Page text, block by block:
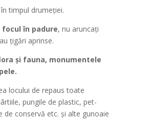
timpul drumeţiei.
în padure, nu aruncaţi
ţigări aprinse.
şi fauna, monumentele
locului de repaus toate
pungile de plastic, pet-
de conservă etc. şi alte gunoaie